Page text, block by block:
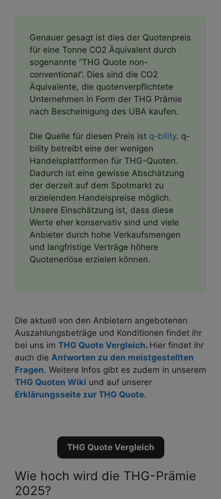
Genauer gesagt ist dies der Quotenpreis
für eine Tonne CO2 Äquivalent durch
sogenannte “THG Quote non-
conventional”. Dies sind die CO2
Äquivalente, die quotenverpflichtete
Unternehmen in Form der THG Prämie
nach Bescheinigung des UBA kaufen.
Die Quelle für diesen Preis ist q-bility. q-
bility betreibt eine der wenigen
Handelsplattformen für THG-Quoten.
Dadurch ist eine gewisse Abschätzung
der derzeit auf dem Spotmarkt zu
erzielenden Handelspreise möglich.
Unsere Einschätzung ist, dass diese
Werte eher konservativ sind und viele
Anbieter durch hohe Verkaufsmengen
und langfristige Verträge höhere
Quotenerlöse erzielen können.
Die aktuell von den Anbietern angebotenen
Auszahlungsbeträge und Konditionen findet ihr
bei uns im THG Quote Vergleich. Hier findet ihr
auch die Antworten zu den meistgestellten
Fragen. Weitere Infos gibt es zudem in unserem
THG Quoten Wiki und auf unserer
Erklärungsseite zur THG Quote.
THG Quote Vergleich
Wie hoch wird die THG-Prämie
2025?